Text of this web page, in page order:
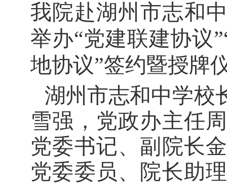
我院赴湖州市志和
举办“党建联建协议
地协议”签约暨授牌
湖州市志和中学校
雪强，党政办主任
党委书记、副院长
党委委员、院长助